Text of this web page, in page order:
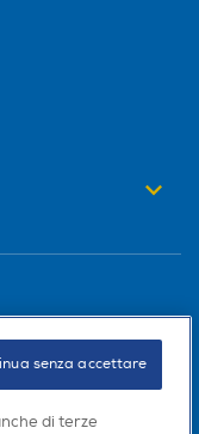
INVIA
di terze
senza accettare